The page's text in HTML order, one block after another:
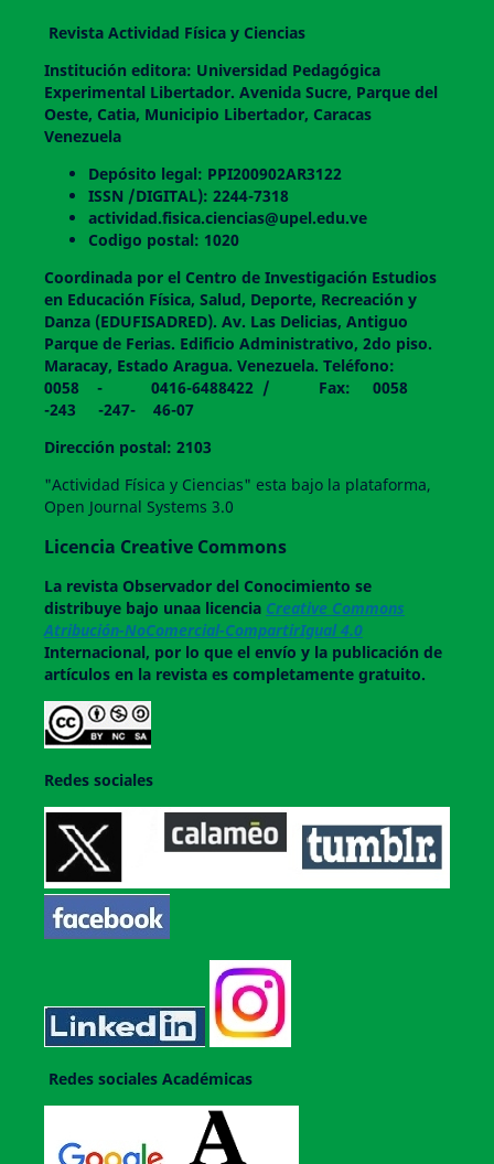
Revista Actividad Física y Ciencias
Institución editora: Universidad Pedagógica
Experimental Libertador. Avenida Sucre, Parque del
Oeste, Catia, Municipio Libertador, Caracas
Venezuela
Depósito legal: PPI200902AR3122
ISSN /DIGITAL): 2244-7318
actividad.fisica.ciencias@upel.edu.ve
Codigo postal: 1020
Coordinada por el Centro de Investigación Estudios
en Educación Física, Salud, Deporte, Recreación y
Danza (EDUFISADRED). Av. Las Delicias, Antiguo
Parque de Ferias. Edificio Administrativo, 2do piso.
Maracay, Estado Aragua. Venezuela. Teléfono:
0058 - 0416-6488422 / Fax: 0058
-243 -247- 46-07
Dirección postal: 2103
"Actividad Física y Ciencias" esta bajo la plataforma,
Open Journal Systems 3.0
Licencia Creative Commons
La revistaObservador del Conocimiento se
distribuye bajo unaa licencia Creative Commons
Atribución-NoComercial-CompartirIgual 4.0
Internacional, por lo que el envío y la publicación de
artículos en la revista es completamente gratuito.
Redes sociales
Redes sociales Académicas